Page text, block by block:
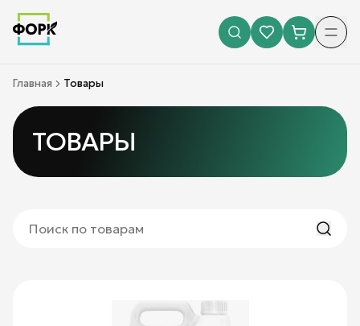
Главная Товары
ТОВАРЫ